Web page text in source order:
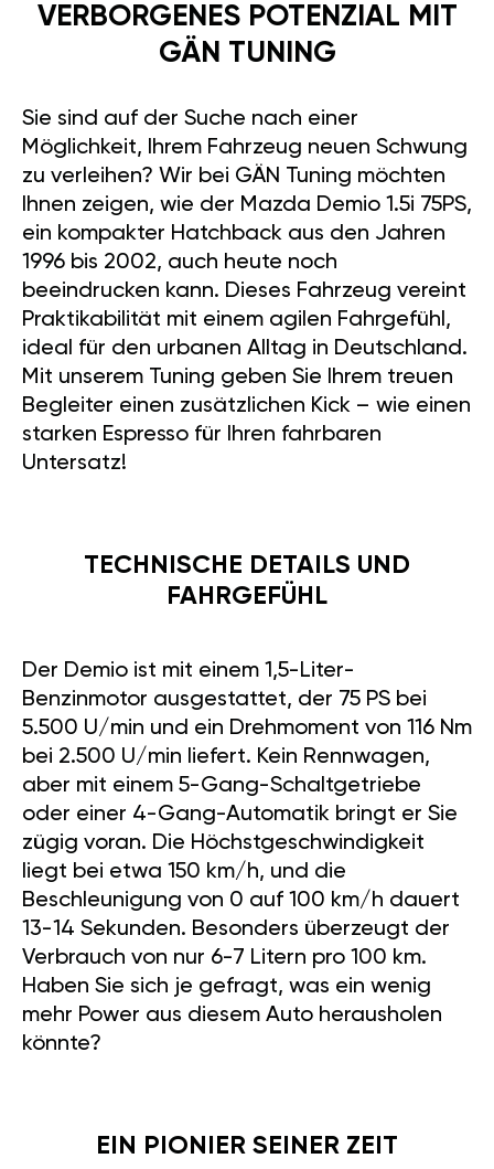
VERBORGENES POTENZIAL MIT
GÄN TUNING
Sie sind auf der Suche nach einer
Möglichkeit, Ihrem Fahrzeug neuen Schwung
zu verleihen? Wir bei GÄN Tuning möchten
Ihnen zeigen, wie der Mazda Demio 1.5i 75PS,
ein kompakter Hatchback aus den Jahren
1996 bis 2002, auch heute noch
beeindrucken kann. Dieses Fahrzeug vereint
Praktikabilität mit einem agilen Fahrgefühl,
ideal für den urbanen Alltag in Deutschland.
Mit unserem Tuning geben Sie Ihrem treuen
Begleiter einen zusätzlichen Kick – wie einen
starken Espresso für Ihren fahrbaren
Untersatz!
TECHNISCHE DETAILS UND
FAHRGEFÜHL
Der Demio ist mit einem 1,5-Liter-
Benzinmotor ausgestattet, der 75 PS bei
5.500 U/min und ein Drehmoment von 116 Nm
bei 2.500 U/min liefert. Kein Rennwagen,
aber mit einem 5-Gang-Schaltgetriebe
oder einer 4-Gang-Automatik bringt er Sie
zügig voran. Die Höchstgeschwindigkeit
liegt bei etwa 150 km/h, und die
Beschleunigung von 0 auf 100 km/h dauert
13-14 Sekunden. Besonders überzeugt der
Verbrauch von nur 6-7 Litern pro 100 km.
Haben Sie sich je gefragt, was ein wenig
mehr Power aus diesem Auto herausholen
könnte?
EIN PIONIER SEINER ZEIT